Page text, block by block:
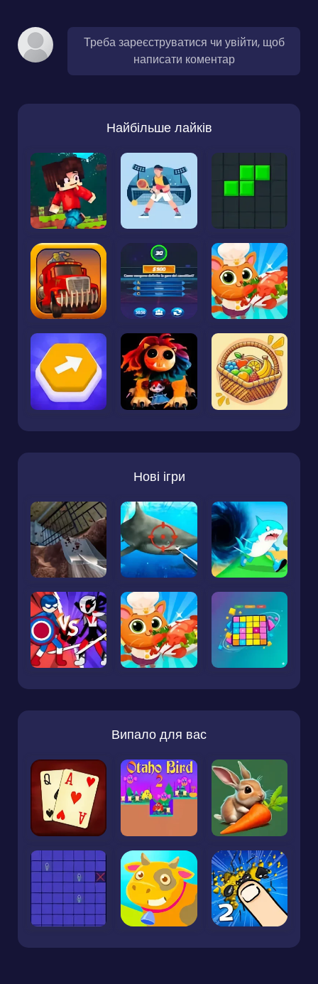
Треба зареєструватися чи увійти, щоб
написати коментар
Найбільше лайків
Нові ігри
Випало для вас